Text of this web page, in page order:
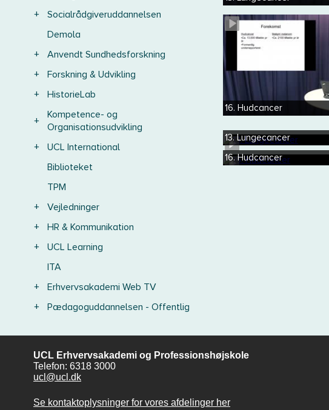
+
Socialrådgiveruddannelsen
Demola
+
Anvendt Sundhedsforskning
+
Forskning & Udvikling
+
HistorieLab
+
Kompetence- og
Organisationsudvikling
+
UCL International
Biblioteket
TPM
+
Vejledninger
+
HR & Kommunikation
+
UCL Learning
ITA
+
Erhvervsakademi Web TV
+
Pædagoguddannelsen - Offentlig
16. Hudcancer
13. Lungecancer
16. Hudcancer
UCL Erhvervsakademi og Professionshøjskole
Telefon: 6318 3000
ucl@ucl.dk
Se kontaktoplysninger for vores afdelinger her